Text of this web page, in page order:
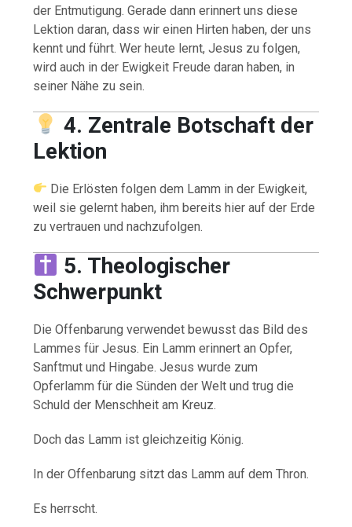
der Entmutigung. Gerade dann erinnert uns diese
Lektion daran, dass wir einen Hirten haben, der uns
kennt und führt. Wer heute lernt, Jesus zu folgen,
wird auch in der Ewigkeit Freude daran haben, in
seiner Nähe zu sein.
4. Zentrale Botschaft der
Lektion
Die Erlösten folgen dem Lamm in der Ewigkeit,
weil sie gelernt haben, ihm bereits hier auf der Erde
zu vertrauen und nachzufolgen.
5. Theologischer
Schwerpunkt
Die Offenbarung verwendet bewusst das Bild des
Lammes für Jesus. Ein Lamm erinnert an Opfer,
Sanftmut und Hingabe. Jesus wurde zum
Opferlamm für die Sünden der Welt und trug die
Schuld der Menschheit am Kreuz.
Doch das Lamm ist gleichzeitig König.
In der Offenbarung sitzt das Lamm auf dem Thron.
Es herrscht.